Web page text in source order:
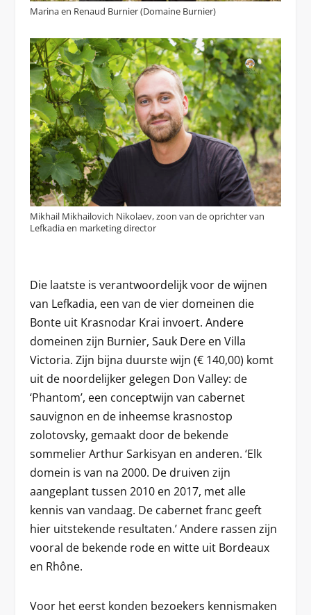
Marina en Renaud Burnier (Domaine Burnier)
Mikhail Mikhailovich Nikolaev, zoon van de oprichter van
Lefkadia en marketing director
Die laatste is verantwoordelijk voor de wijnen
van Lefkadia, een van de vier domeinen die
Bonte uit Krasnodar Krai invoert. Andere
domeinen zijn Burnier, Sauk Dere en Villa
Victoria. Zijn bijna duurste wijn (€ 140,00) komt
uit de noordelijker gelegen Don Valley: de
‘Phantom’, een conceptwijn van cabernet
sauvignon en de inheemse krasnostop
zolotovsky, gemaakt door de bekende
sommelier Arthur Sarkisyan en anderen. ‘Elk
domein is van na 2000. De druiven zijn
aangeplant tussen 2010 en 2017, met alle
kennis van vandaag. De cabernet franc geeft
hier uitstekende resultaten.’ Andere rassen zijn
vooral de bekende rode en witte uit Bordeaux
en Rhône.
Voor het eerst konden bezoekers kennismaken